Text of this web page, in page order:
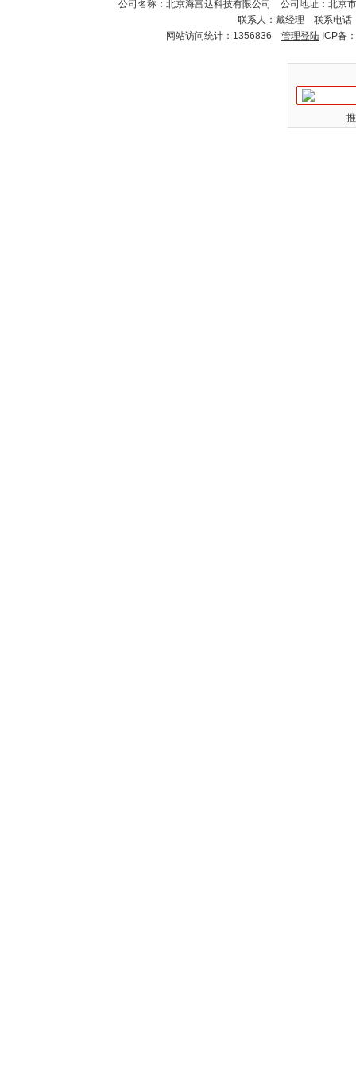
公司名称：北京海富达科技有限公司 公司地址：北京
联系人：戴经理 联系电
网站访问统计：1356836 管理登陆 ICP备：